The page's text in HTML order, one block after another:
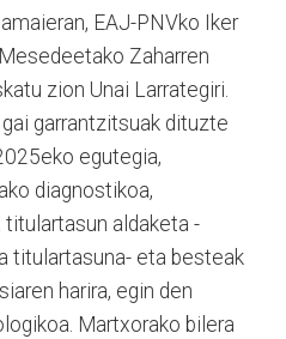
EAJ-PNVko Iker
Zaharren
zion Unai Larrategiri.
garrantzitsuak dituzte
egutegia,
diagnostikoa,
aldaketa -
titulartasuna- eta besteak
harira, egin den
Martxorako bilera